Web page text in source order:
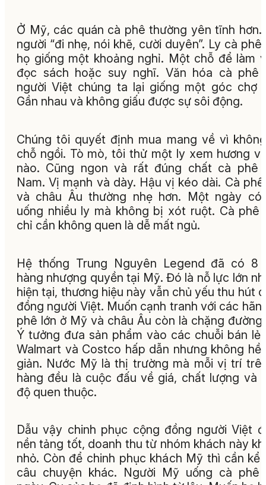
Ở Mỹ, các quán cà phê thường yên tĩnh hơn.
người “đi nhẹ, nói khẽ, cười duyên”. Ly cà phê
họ giống một khoảng nghỉ. Một chỗ để làm
đọc sách hoặc suy nghĩ. Văn hóa cà phê
người Việt chúng ta lại giống một góc chợ
Gần nhau và không giấu được sự sôi động.
Chúng tôi quyết định mua mang về vì
chỗ ngồi. Tò mò, tôi thử một ly xem hương
nào. Cũng ngon và rất đúng chất cà phê
Nam. Vị mạnh và dày. Hậu vị kéo dài. Cà
và châu Âu thường nhẹ hơn. Một ngày có
uống nhiều ly mà không bị xót ruột. Cà phê
chỉ cần không quen là dễ mất ngủ.
Hệ thống Trung Nguyên Legend đã có 8
hàng nhượng quyền tại Mỹ. Đó là nỗ lực lớn
hiện tại, thương hiệu này vẫn chủ yếu thu hút
đồng người Việt. Muốn cạnh tranh với các
phê lớn ở Mỹ và châu Âu còn là chặng đường
Ý tưởng đưa sản phẩm vào các chuỗi bán lẻ
Walmart và Costco hấp dẫn nhưng không hề
giản. Nước Mỹ là thị trường mà mỗi vị trí
hàng đều là cuộc đấu về giá, chất lượng và
độ quen thuộc.
Dẫu vậy chinh phục cộng đồng người Việt
nền tảng tốt, doanh thu từ nhóm khách này
nhỏ. Còn để chinh phục khách Mỹ thì cần kể
câu chuyện khác. Người Mỹ uống cà phê